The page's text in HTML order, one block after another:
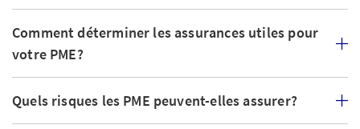
Comment déterminer les assurances utiles pour
votre PME?
Quels risques les PME peuvent-elles assurer?